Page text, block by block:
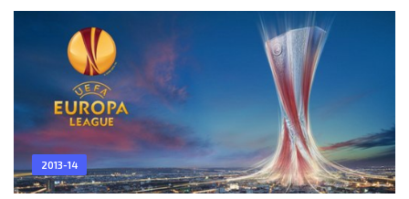
Переплеткин (Герман-Гурий Львов, 83), Илья Шестерков,
Александр Дубыкин, Станислав Китто
2013-14